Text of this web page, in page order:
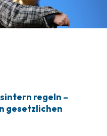
regeln –
gesetzlichen